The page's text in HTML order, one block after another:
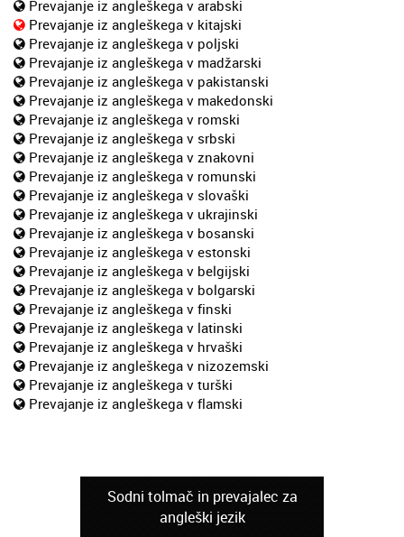
Prevajanje iz angleškega v arabski
Prevajanje iz angleškega v kitajski
Prevajanje iz angleškega v poljski
Prevajanje iz angleškega v madžarski
Prevajanje iz angleškega v pakistanski
Prevajanje iz angleškega v makedonski
Prevajanje iz angleškega v romski
Prevajanje iz angleškega v srbski
Prevajanje iz angleškega v znakovni
Prevajanje iz angleškega v romunski
Prevajanje iz angleškega v slovaški
Prevajanje iz angleškega v ukrajinski
Prevajanje iz angleškega v bosanski
Prevajanje iz angleškega v estonski
Prevajanje iz angleškega v belgijski
Prevajanje iz angleškega v bolgarski
Prevajanje iz angleškega v finski
Prevajanje iz angleškega v latinski
Prevajanje iz angleškega v hrvaški
Prevajanje iz angleškega v nizozemski
Prevajanje iz angleškega v turški
Prevajanje iz angleškega v flamski
Sodni tolmač in prevajalec za
angleški jezik